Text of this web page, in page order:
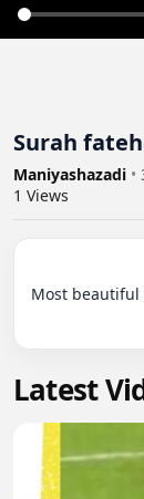
Surah
Maniyashazadi •
1 Views
Most beautiful
Latest